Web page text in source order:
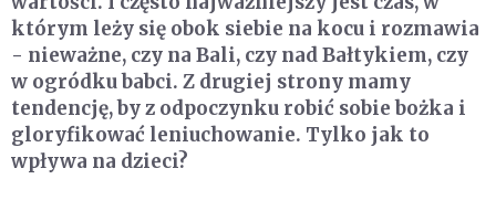
którym leży się obok siebie na kocu i rozmawia
- nieważne, czy na Bali, czy nad Bałtykiem, czy
w ogródku babci. Z drugiej strony mamy
tendencję, by z odpoczynku robić sobie bożka i
gloryfikować leniuchowanie. Tylko jak to
wpływa na dzieci?